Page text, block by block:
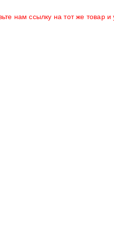
нам ссылку на тот же товар